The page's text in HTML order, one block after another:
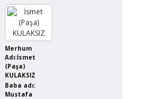
Merhum
Adı:İsmet
(Paşa)
KULAKSIZ
Baba adı:
Mustafa